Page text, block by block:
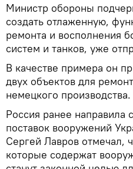
Министр обороны
создать отлаженную,
ремонта и восполнения
систем и танков, уже
В качестве примера он
двух объектов для
немецкого производства.
Россия ранее направила
поставок вооружений
Сергей Лавров отмечал,
которые содержат